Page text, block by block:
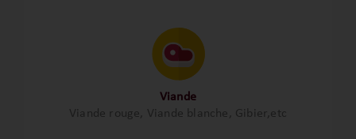
Viande
Viande rouge, Viande blanche, Gibier,etc